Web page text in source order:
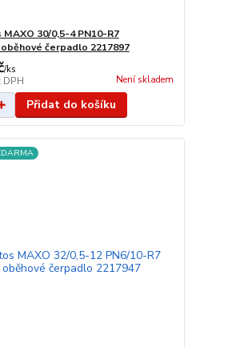
30/0,5-4 PN10-R7
čerpadlo 2217897
/ks
DPH Není skladem
Přidat do košíku